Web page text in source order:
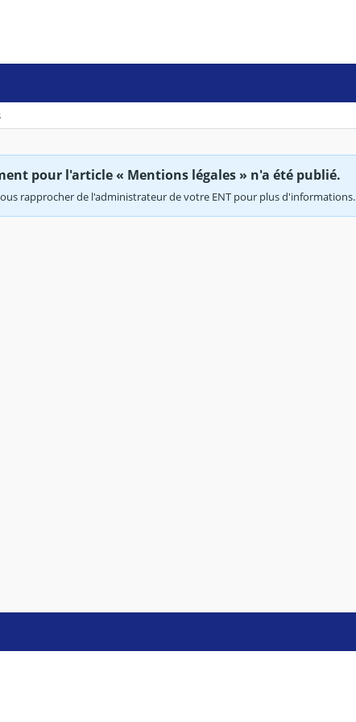
pour l'article « Mentions légales » n'a été publié.
rapprocher de l'administrateur de votre ENT pour plus d'informations.